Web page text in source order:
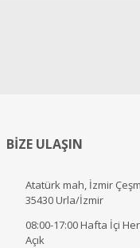
BİZE ULAŞIN
Atatürk mah, İzmir
35430 Urla/İzmir
08:00-17:00 Hafta İçi
Açık